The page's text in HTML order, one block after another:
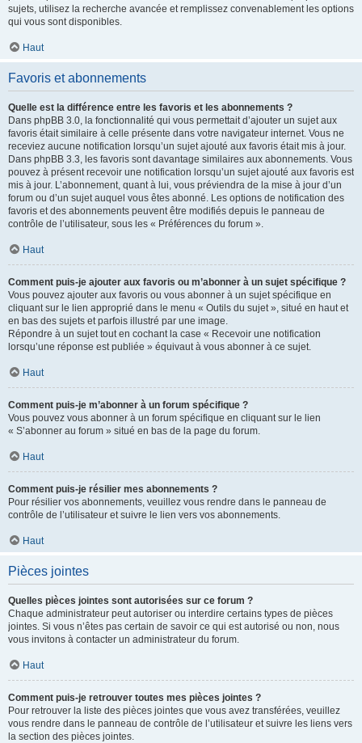
sujets, utilisez la recherche avancée et remplissez convenablement les options
qui vous sont disponibles.
Haut
Favoris et abonnements
Quelle est la différence entre les favoris et les abonnements ?
Dans phpBB 3.0, la fonctionnalité qui vous permettait d’ajouter un sujet aux
favoris était similaire à celle présente dans votre navigateur internet. Vous ne
receviez aucune notification lorsqu’un sujet ajouté aux favoris était mis à jour.
Dans phpBB 3.3, les favoris sont davantage similaires aux abonnements. Vous
pouvez à présent recevoir une notification lorsqu’un sujet ajouté aux favoris est
mis à jour. L’abonnement, quant à lui, vous préviendra de la mise à jour d’un
forum ou d’un sujet auquel vous êtes abonné. Les options de notification des
favoris et des abonnements peuvent être modifiés depuis le panneau de
contrôle de l’utilisateur, sous les « Préférences du forum ».
Haut
Comment puis-je ajouter aux favoris ou m’abonner à un sujet spécifique ?
Vous pouvez ajouter aux favoris ou vous abonner à un sujet spécifique en
cliquant sur le lien approprié dans le menu « Outils du sujet », situé en haut et
en bas des sujets et parfois illustré par une image.
Répondre à un sujet tout en cochant la case « Recevoir une notification
lorsqu’une réponse est publiée » équivaut à vous abonner à ce sujet.
Haut
Comment puis-je m’abonner à un forum spécifique ?
Vous pouvez vous abonner à un forum spécifique en cliquant sur le lien
« S’abonner au forum » situé en bas de la page du forum.
Haut
Comment puis-je résilier mes abonnements ?
Pour résilier vos abonnements, veuillez vous rendre dans le panneau de
contrôle de l’utilisateur et suivre le lien vers vos abonnements.
Haut
Pièces jointes
Quelles pièces jointes sont autorisées sur ce forum ?
Chaque administrateur peut autoriser ou interdire certains types de pièces
jointes. Si vous n’êtes pas certain de savoir ce qui est autorisé ou non, nous
vous invitons à contacter un administrateur du forum.
Haut
Comment puis-je retrouver toutes mes pièces jointes ?
Pour retrouver la liste des pièces jointes que vous avez transférées, veuillez
vous rendre dans le panneau de contrôle de l’utilisateur et suivre les liens vers
la section des pièces jointes.